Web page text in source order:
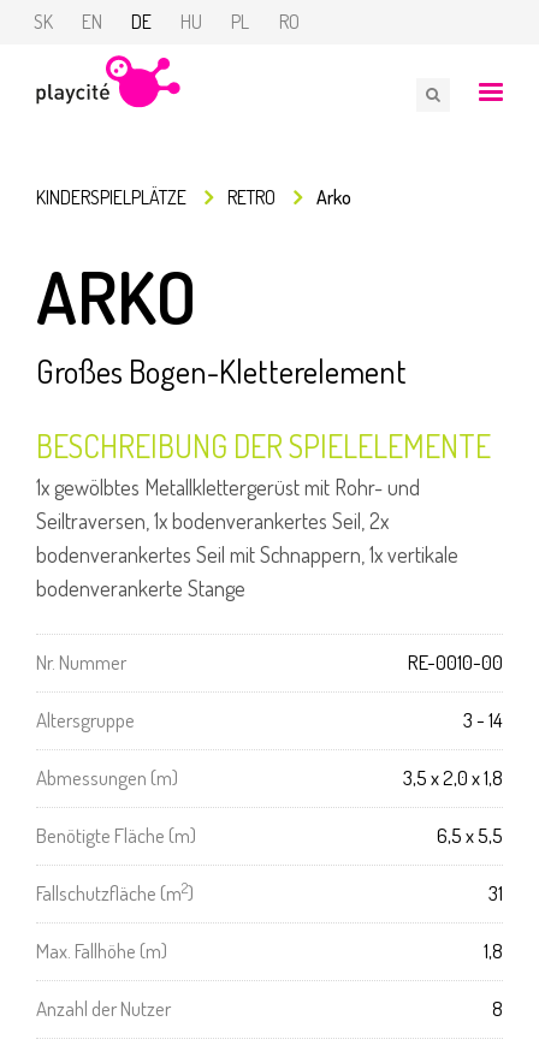
SK EN DE HU PL RO
KINDERSPIELPLÄTZE RETRO Arko
ARKO
Großes Bogen-Kletterelement
BESCHREIBUNG DER SPIELELEMENTE
1x gewölbtes Metallklettergerüst mit Rohr- und
Seiltraversen, 1x bodenverankertes Seil, 2x
bodenverankertes Seil mit Schnappern, 1x vertikale
bodenverankerte Stange
Nr. Nummer RE-0010-00
Altersgruppe 3 - 14
Abmessungen (m) 3,5 x 2,0 x 1,8
Benötigte Fläche (m) 6,5 x 5,5
Fallschutzfläche (m2) 31
Max. Fallhöhe (m) 1,8
Anzahl der Nutzer 8